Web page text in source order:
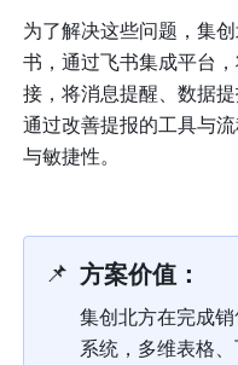
为了解决这些问题，集
书，通过飞书集成平台
接，将消息提醒、数据
通过改善提报的工具与
与敏捷性。
📌 方案价值：
集创北方在完成
系统，多维表格